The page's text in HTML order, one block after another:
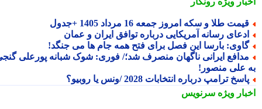
طلا و سکه امروز جمعه 16 مرداد 1405 +جدول
رسانه آمریکایی درباره توافق ایران و عمان
بارسا این فصل برای فتح همه جام ها می جنگد!
ایرانی ناگهان منصرف شد؛/ فوری: شوک شبانه پورعلی گنجی
علی منصور!
ترامپ درباره انتخابات 2028 /ونس یا روبیو؟
ویژهسرنویس